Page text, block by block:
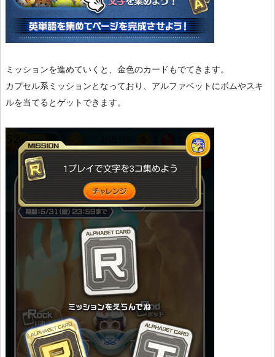
ミッションを進めていくと、金色のカードもでてきます。
カプセル系ミッションとなっており、アルファベットにボムやスキ
ルを当てるとゲットできます。